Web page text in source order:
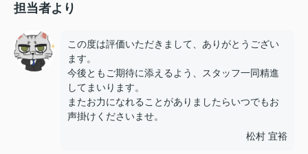
担当者より
この度は評価いただきまして、ありがとうござい
ます。
今後ともご期待に添えるよう、スタッフ一同精進
してまいります。
またお力になれることがありましたらいつでもお
声掛けくださいませ。
松村 宜裕